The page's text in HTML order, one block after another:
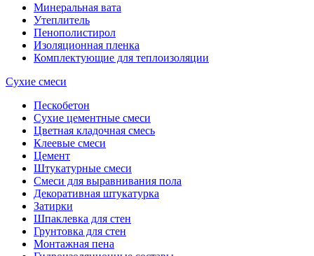
Минеральная вата
Утеплитель
Пенополистирол
Изоляционная пленка
Комплектующие для теплоизоляции
Сухие смеси
Пескобетон
Сухие цементные смеси
Цветная кладочная смесь
Клеевые смеси
Цемент
Штукатурные смеси
Смеси для выравнивания пола
Декоративная штукатурка
Затирки
Шпаклевка для стен
Грунтовка для стен
Монтажная пена